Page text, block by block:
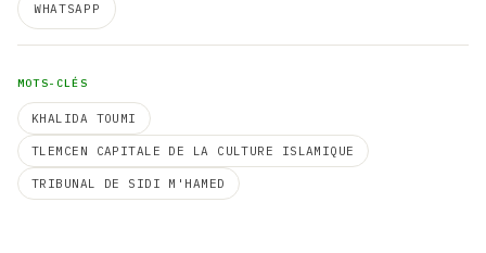
WHATSAPP
MOTS-CLÉS
KHALIDA TOUMI
TLEMCEN CAPITALE DE LA CULTURE ISLAMIQUE
TRIBUNAL DE SIDI M'HAMED